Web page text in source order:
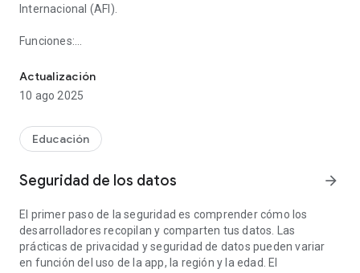
Internacional (AFI).
Funciones:
formas de diccionario aisladas.
• Elegir entre pronunciación británica y americana*. En inglés
británico, la [r] final solo se pronuncia si va seguida de vocal,
• Uso de símbolos del Alfabeto Fonético Internacional (AFI).
• La estructura del texto (saltos de línea, puntuación, etc.) se
• Se puede mostrar el texto y su transcripción fonética juntos,
• Opción para variar la pronunciación según la posición de la
palabra en la frase (acentuada o átona), como en habla
encadenada. Las formas débiles aparecen en cursiva.
• Las palabras en MAYÚSCULAS se interpretan como
Actualización
10 ago 2025
Educación
Seguridad de los datos arrow_forward
El primer paso de la seguridad es comprender cómo los
desarrolladores recopilan y comparten tus datos. Las
prácticas de privacidad y seguridad de datos pueden variar
en función del uso de la app, la región y la edad. El